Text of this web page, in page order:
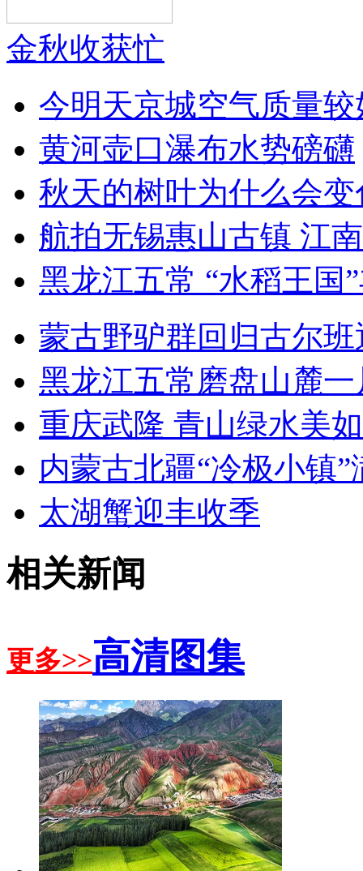
金秋收获忙
今明天京城空气质量
黄河壶口瀑布水势磅礴
秋天的树叶为什么会变
航拍无锡惠山古镇 江
黑龙江五常 “水稻王国
蒙古野驴群回归古尔
黑龙江五常磨盘山麓
重庆武隆 青山绿水美
内蒙古北疆“冷极小镇
太湖蟹迎丰收季
相关新闻
更多>>高清图集